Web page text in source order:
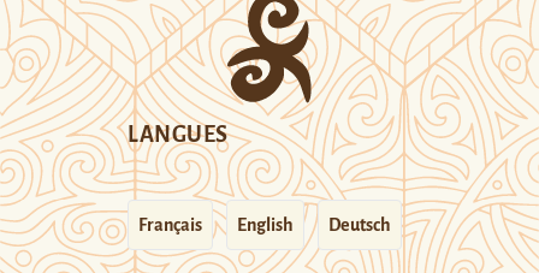
LANGUES
Français English Deutsch